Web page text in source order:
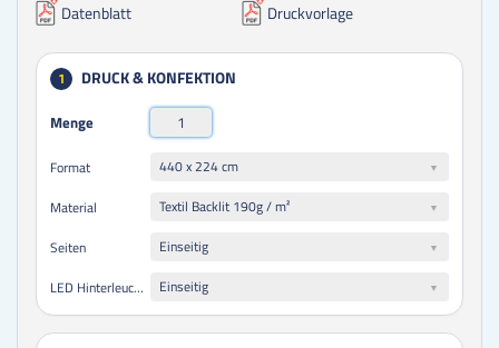
Datenblatt
Druckvorlage
1 DRUCK & KONFEKTION
Menge
Format
440 x 224 cm
Material
Textil Backlit 190g / m²
Seiten
Einseitig
LED Hinterleuchtung
Einseitig